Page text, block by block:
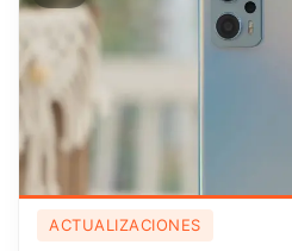
ACTUALIZACIONES